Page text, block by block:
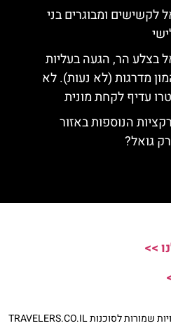
לקשישים ומבוגרים בני
בצלע הר, הגעה בעליות
מדרגות (לא נעות). לא
עדיף לקחת מונית
הנוספות באזור
גואל?
>>